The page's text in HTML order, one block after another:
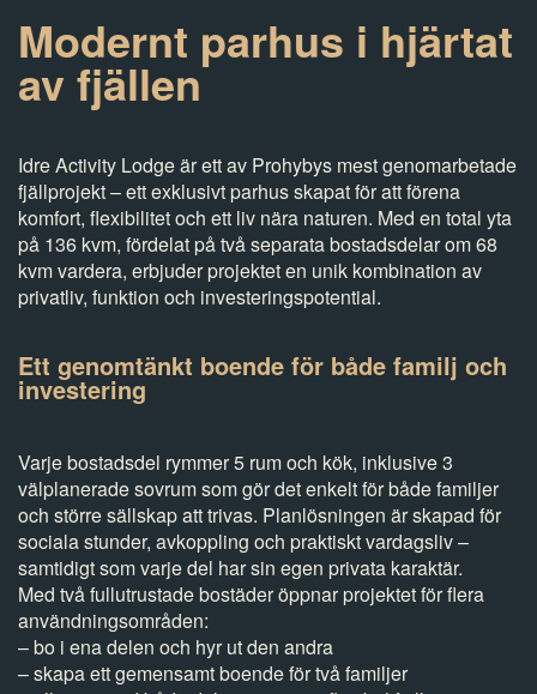
Modernt parhus i hjärtat
av fjällen
Idre Activity Lodge är ett av Prohybys mest genomarbetade
fjällprojekt – ett exklusivt parhus skapat för att förena
komfort, flexibilitet och ett liv nära naturen. Med en total yta
på 136 kvm, fördelat på två separata bostadsdelar om 68
kvm vardera, erbjuder projektet en unik kombination av
privatliv, funktion och investeringspotential.
Ett genomtänkt boende för både familj och
investering
Varje bostadsdel rymmer 5 rum och kök, inklusive 3
välplanerade sovrum som gör det enkelt för både familjer
och större sällskap att trivas. Planlösningen är skapad för
sociala stunder, avkoppling och praktiskt vardagsliv –
samtidigt som varje del har sin egen privata karaktär.
Med två fullutrustade bostäder öppnar projektet för flera
användningsområden:
– bo i ena delen och hyr ut den andra
– skapa ett gemensamt boende för två familjer